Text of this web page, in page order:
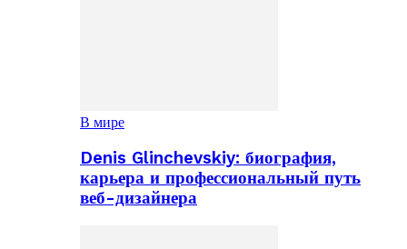
В мире
Denis Glinchevskiy: биография,
карьера и профессиональный путь
веб-дизайнера